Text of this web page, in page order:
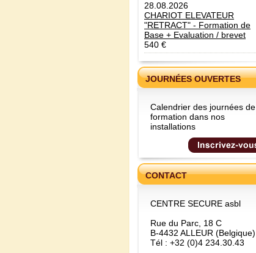
28.08.2026
CHARIOT ELEVATEUR
"RETRACT" - Formation de
Base + Evaluation / brevet
540 €
JOURNÉES OUVERTES
Calendrier des journées de
formation dans nos
installations
CONTACT
CENTRE SECURE asbl
Rue du Parc, 18 C
B-4432 ALLEUR (Belgique)
Tél : +32 (0)4 234.30.43